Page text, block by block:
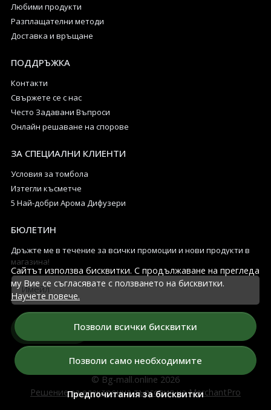
Сайтът използва бисквитки. С продължаване на прегледа
му Вие се съгласявате с ползването на бисквитки.
Научете повече.
Позволи всички бисквитки
Позволи само необходимите
Предпочитания за бисквитки
Любими продукти
Разплащателни методи
Доставка и връщане
ПОДДРЪЖКА
Контакти
Свържете се с нас
Често Задавани Въпроси
Онлайн решаване на спорове
ЗА СПЕЦИАЛНИ КЛИЕНТИ
Условия за томбола
Изтегли късметче
5 Най-добри Арома Дифузери
БЮЛЕТИН
Дръжте ме в течение за всички промоции и нови продукти в
магазина!
Имейл
Абонирай се
© Bg-mall.online 2026
Решение за електронна търговия на MerchantPro